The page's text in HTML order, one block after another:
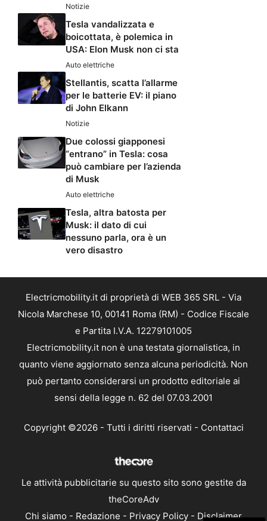
Notizie
Tesla vandalizzata e
boicottata, è polemica in
USA: Elon Musk non ci sta
Auto elettriche
Stellantis, scatta l’allarme
per le batterie EV: il piano
di John Elkann
Notizie
Due colossi giapponesi
“entrano” in Tesla: cosa
può cambiare per l’azienda
di Musk
Auto elettriche
Tesla, altra batosta per
Musk: il dato di cui
nessuno parla, ora è un
vero disastro
Electricmobility.it di proprietà di WEB 365 SRL - Via
Nicola Marchese 10, 00141 Roma (RM) - Codice Fiscale
e Partita I.V.A. 12279101005
Electricmobility.it non è una testata giornalistica, in
quanto viene aggiornato senza alcuna periodicità. Non
può pertanto considerarsi un prodotto editoriale ai
sensi della legge n. 62 del 07.03.2001
Copyright ©2026 - Tutti i diritti riservati - Contattaci
Le attività pubblicitarie su questo sito sono gestite da
theCoreAdv
Chi siamo - Redazione - Privacy Policy - Disclaimer